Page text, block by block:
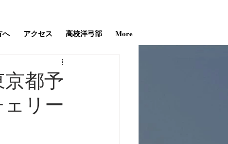
へ アクセス 高校洋弓部 More
都予
リー